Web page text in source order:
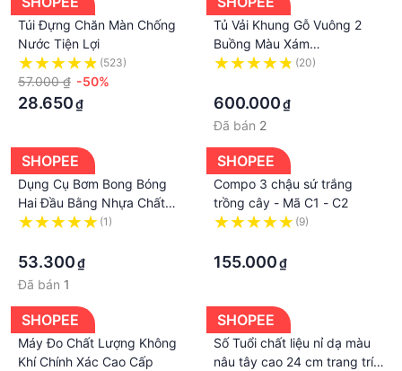
Túi Đựng Chăn Màn Chống
Nước Tiện Lợi
(523)
57.000 ₫ -50%
28.650₫
Tủ Vải Khung Gỗ Vuông 2
Buồng Màu Xám
88x45x160CM - Treo Được
NÊU KHÔNG HÀI LÒNG
(20)
600.000₫
Đã bán 2
SHOPEE
Dụng Cụ Bơm Bong Bóng
Hai Đầu Bằng Nhựa Chất
Lượng Cao
(1)
53.300₫
Đã bán 1
SHOPEE
Compo 3 chậu sứ trắng
trồng cây - Mã C1 - C2
(9)
155.000₫
SHOPEE
Máy Đo Chất Lượng Không
Khí Chính Xác Cao Cấp
SHOPEE
Số Tuổi chất liệu nỉ dạ màu
nâu tây cao 24 cm trang trí